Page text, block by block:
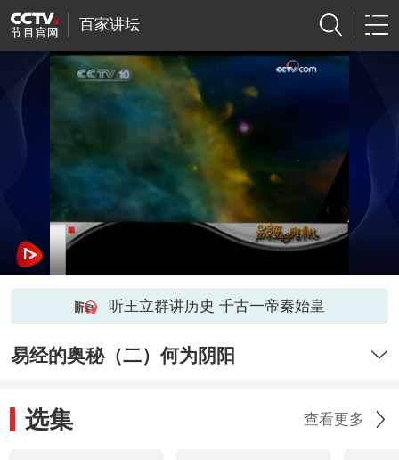
百家讲坛
听王立群讲历史 千古一帝秦始皇
易经的奥秘（二）何为阴阳
选集 查看更多